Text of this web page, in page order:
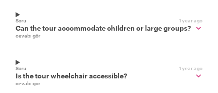
Soru 1 year ago
Can the tour accommodate children or large groups?
cevabı gör
Soru 1 year ago
Is the tour wheelchair accessible?
cevabı gör